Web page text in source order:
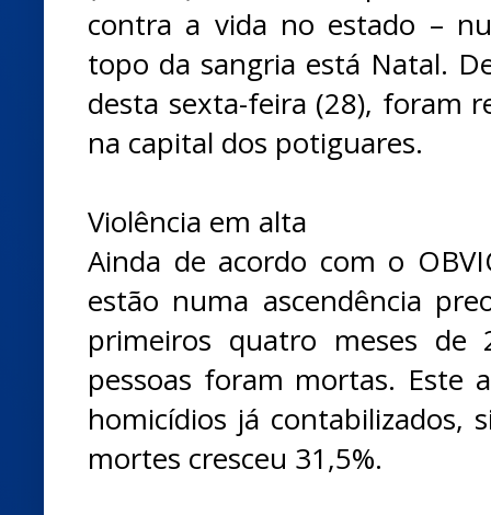
contra a vida no estado –
topo da sangria está Natal.
desta sexta-feira (28), foram
na capital dos potiguares.
Violência em alta
Ainda de acordo com o
estão numa ascendência
primeiros quatro meses de
pessoas foram mortas. Este
homicídios já contabilizados,
mortes cresceu 31,5%.